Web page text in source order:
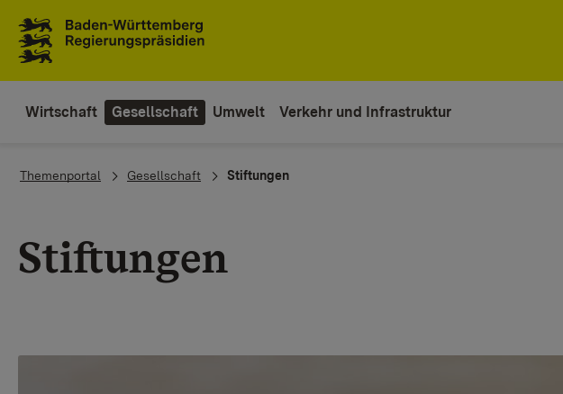
Wirtschaft Gesellschaft Umwelt Verkehr und Infrastruktur
You are here:
Themenportal Gesellschaft Stiftungen
Stiftungen